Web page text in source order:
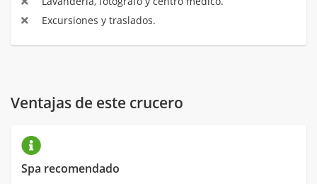
Excursiones y traslados.
Ventajas de este crucero
Spa recomendado